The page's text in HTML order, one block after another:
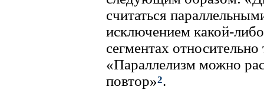
считаться
исключением какой-
сегментах
«Параллелизм можно
повтор»2.